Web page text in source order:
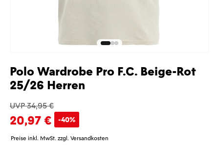
Polo Wardrobe Pro F.C. Beige-Rot
25/26 Herren
UVP 34,95 €
20,97 € -40%
Preise inkl. MwSt. zzgl. Versandkosten